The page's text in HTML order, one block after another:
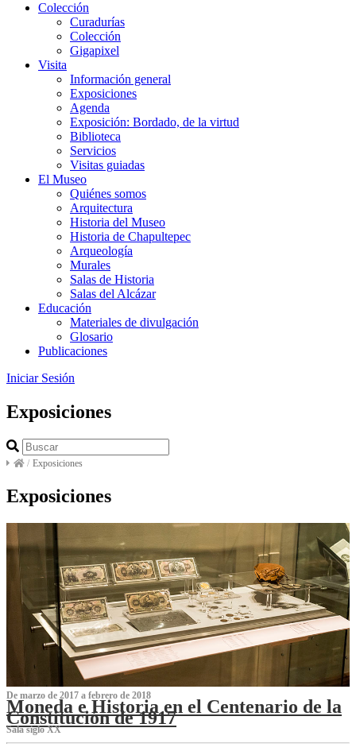
Colección
Curadurías
Colección
Gigapixel
Visita
Información general
Exposiciones
Agenda
Exposición: Bordado, de la virtud
Biblioteca
Servicios
Visitas guiadas
El Museo
Quiénes somos
Arquitectura
Historia del Museo
Historia de Chapultepec
Arqueología
Murales
Salas de Historia
Salas del Alcázar
Educación
Materiales de divulgación
Glosario
Publicaciones
Iniciar Sesión
Exposiciones
/ Exposiciones
Exposiciones
De marzo de 2017 a febrero de 2018
Moneda e Historia en el Centenario de la
Constitución de 1917
Sala siglo XX